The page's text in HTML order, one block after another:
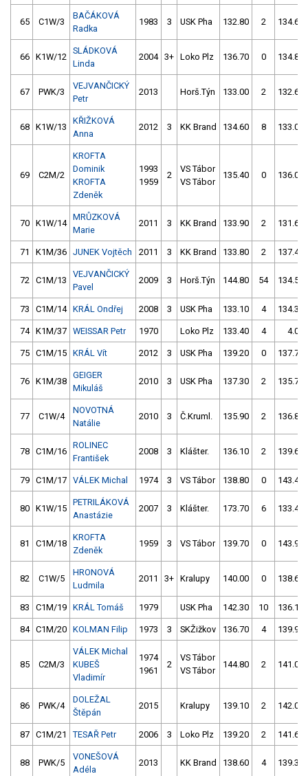
65 C1W/3
BAČÁKOVÁ
Radka
1983 3 USK Pha 132.80 2 134.60
66 K1W/12
SLÁDKOVÁ
Linda
2004 3+ Loko Plz 136.70 0 134.80
67 PWK/3
VEJVANČICKÝ
Petr
2013 Horš.Týn 133.00 2 132.60
68 K1W/13
KŘIŽKOVÁ
Anna
2012 3 KK Brand 134.60 8 133.00
69 C2M/2
KROFTA
Dominik
KROFTA
Zdeněk
1993
1959
2
VS Tábor
VS Tábor
135.40 0 136.00
70 K1W/14
MRŮZKOVÁ
Marie
2011 3 KK Brand 133.90 2 131.60
71 K1M/36 JUNEK Vojtěch 2011 3 KK Brand 133.80 2 137.40
72 C1M/13
VEJVANČICKÝ
Pavel
2009 3 Horš.Týn 144.80 54 134.50
73 C1M/14 KRÁL Ondřej 2008 3 USK Pha 133.10 4 134.30
74 K1M/37 WEISSAR Petr 1970 Loko Plz 133.40 4 4.00
75 C1M/15 KRÁL Vít 2012 3 USK Pha 139.20 0 137.70
76 K1M/38
GEIGER
Mikuláš
2010 3 USK Pha 137.30 2 135.70
77 C1W/4
NOVOTNÁ
Natálie
2010 3 Č.Kruml. 135.90 2 136.80
78 C1M/16
ROLINEC
František
2008 3 Klášter. 136.10 2 139.60
79 C1M/17 VÁLEK Michal 1974 3 VS Tábor 138.80 0 143.40
80 K1W/15
PETRILÁKOVÁ
Anastázie
2007 3 Klášter. 173.70 6 133.40
81 C1M/18
KROFTA
Zdeněk
1959 3 VS Tábor 139.70 0 143.90
82 C1W/5
HRONOVÁ
Ludmila
2011 3+ Kralupy 140.00 0 138.60
83 C1M/19 KRÁL Tomáš 1979 USK Pha 142.30 10 136.10
84 C1M/20 KOLMAN Filip 1973 3 SKŽižkov 136.70 4 139.90
85 C2M/3
VÁLEK Michal
KUBEŠ
Vladimír
1974
1961
2
VS Tábor
VS Tábor
144.80 2 141.00
86 PWK/4
DOLEŽAL
Štěpán
2015 Kralupy 139.10 2 142.00
87 C1M/21 TESAŘ Petr 2006 3 Loko Plz 139.20 2 141.60
88 PWK/5
VONEŠOVÁ
Adéla
2013 KK Brand 138.60 4 139.30